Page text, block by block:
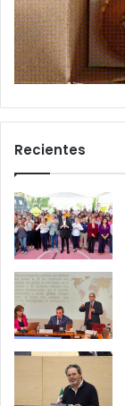
Recientes